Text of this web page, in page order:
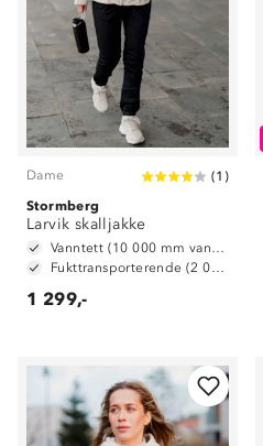
Dame (1 )
Stormberg
Larvik skalljakke
Vanntett (10 000 mm vannsøyle)
Fukttransporterende (2 000g/m2/24t)
1 299,-